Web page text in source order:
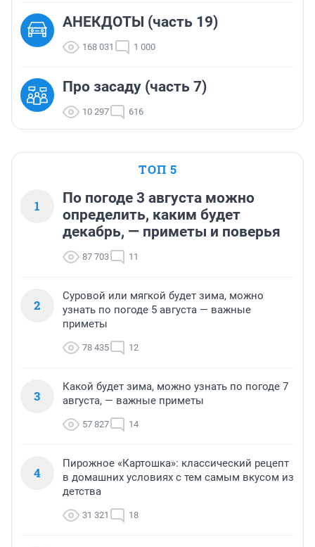
АНЕКДОТЫ (часть 19)
168 031 1 000
Про засаду (часть 7)
10 297 616
ТОП 5
1
По погоде 3 августа можно
определить, каким будет
декабрь, — приметы и поверья
87 703 11
2
Суровой или мягкой будет зима, можно
узнать по погоде 5 августа — важные
приметы
78 435 12
3
Какой будет зима, можно узнать по погоде 7
августа, — важные приметы
57 827 14
4
Пирожное «Картошка»: классический рецепт
в домашних условиях с тем самым вкусом из
детства
31 321 18